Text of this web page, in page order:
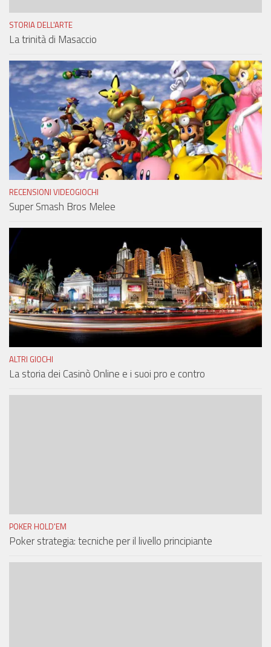
STORIA DELL'ARTE
La trinità di Masaccio
RECENSIONI VIDEOGIOCHI
Super Smash Bros Melee
ALTRI GIOCHI
La storia dei Casinò Online e i suoi pro e contro
POKER HOLD'EM
Poker strategia: tecniche per il livello principiante